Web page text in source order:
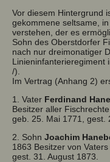
Vor diesem Hintergrund
gekommene seltsame,
verstehen, der es
Sohn des Oberstdorfer
nach nur dreimonatiger
Linieninfanterieregiment
/).
Im Vertrag (Anhang 2)
1. Vater Ferdinand
Besitzer aller
geb. 25. Mai 1771, gest.
2. Sohn Joachim
1863 Besitzer von
gest. 31. August 1873.